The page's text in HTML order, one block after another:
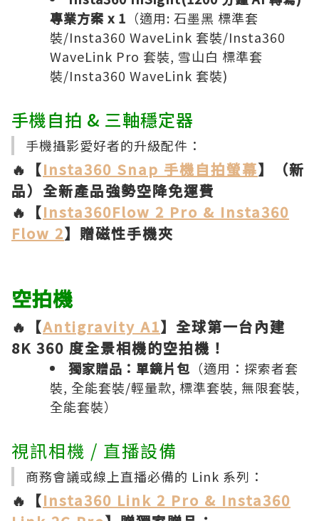
專業方案 x 1 （適用: 石墨黑 標準套
裝/Insta360 WaveLink 套裝/Insta360
WaveLink Pro 套裝, 雪山白 標準套
裝/Insta360 WaveLink 套裝)
手機自拍 & 三軸穩定器
手機攝影愛好者的升級配件：
🔥【Insta360 Snap 手機自拍螢幕】（新
品）全新產品強勢空降免運費
🔥【Insta360Flow 2 Pro & Insta360
Flow 2】贈磁性手機夾
空拍機
🔥【Antigravity A1】全球第一台內建
8K 360 度全景相機的空拍機！
獨家贈品：單鏡片包 （適用：探索者套
裝, 全能套裝/輕量款, 標準套裝, 無限套裝,
全能套裝）
視訊相機 / 直播設備
商務會議或線上直播必備的 Link 系列：
🔥【Insta360 Link 2 Pro & Insta360